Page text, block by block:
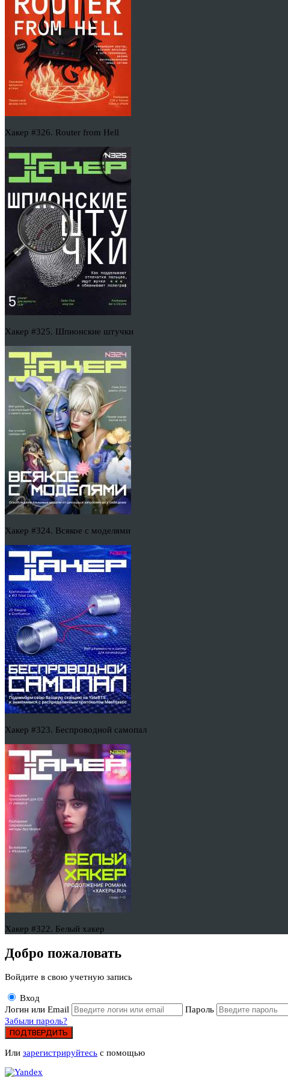
Хакер #326. Router from Hell
Хакер #325. Шпионские штучки
Хакер #324. Всякое с моделями
Хакер #323. Беспроводной самопал
Хакер #322. Белый хакер
Добро пожаловать
Войдите в свою учетную запись
Вход
Логин или Email
Пароль
Забыли пароль?
ПОДТВЕРДИТЬ
Или зарегистрируйтесь с помощью